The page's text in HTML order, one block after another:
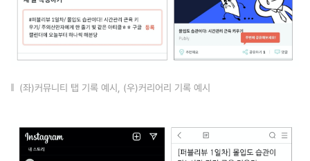
(좌)커뮤니티 탭 기록 예시, (우)커리어리 기록 예시